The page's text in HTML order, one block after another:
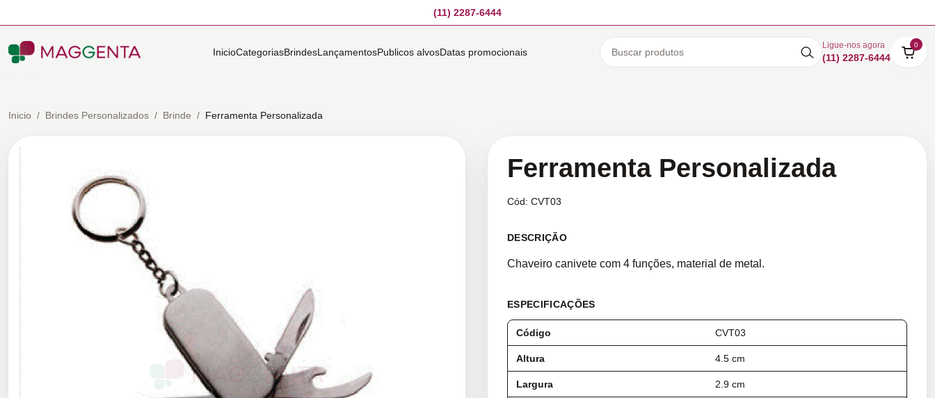
(11) 2287-6444
InicioCategoriasBrindesLançamentosPublicos alvosDatas promocionais
Ligue-nos agora
(11) 2287-6444
0
Inicio / Brindes Personalizados / Brinde / Ferramenta Personalizada
Ferramenta Personalizada
Cód: CVT03
DESCRIÇÃO
Chaveiro canivete com 4 funções, material de metal.
ESPECIFICAÇÕES
Código CVT03
Altura 4.5 cm
Largura 2.9 cm